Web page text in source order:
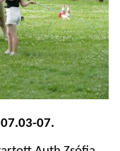
07.